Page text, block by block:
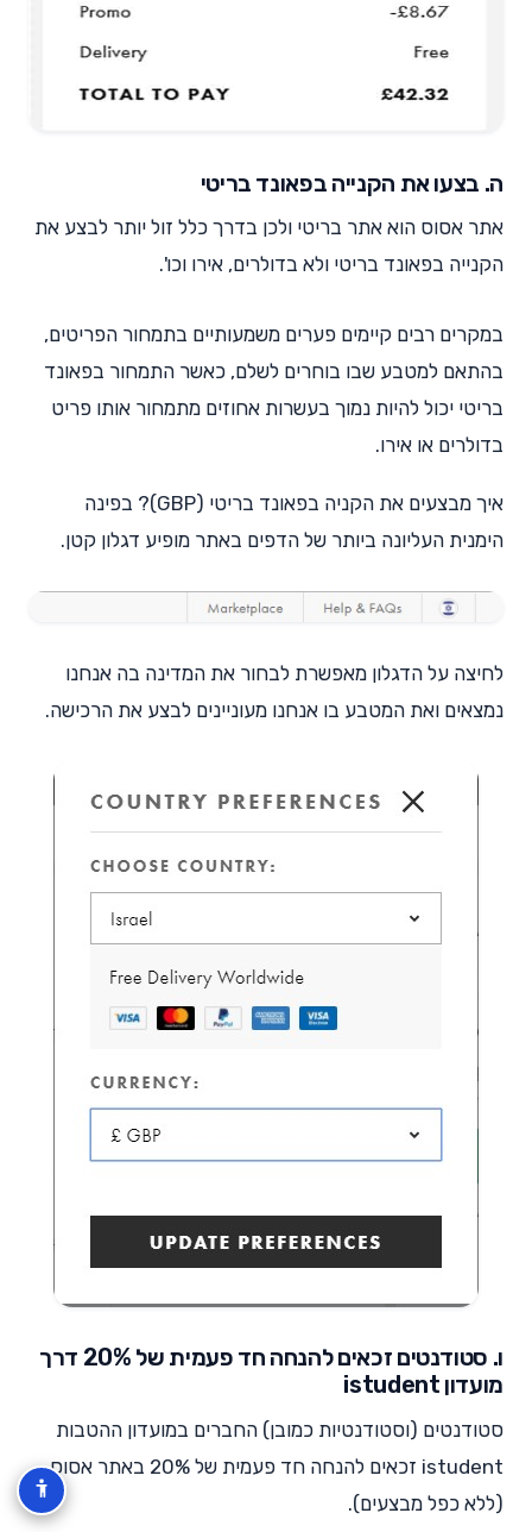
ה. בצעו את הקנייה בפאונד בריטי
אתר אסוס הוא אתר בריטי ולכן בדרך כלל זול יותר לבצע את
הקנייה בפאונד בריטי ולא בדולרים, אירו וכו'.
במקרים רבים קיימים פערים משמעותיים בתמחור הפריטים,
בהתאם למטבע שבו בוחרים לשלם, כאשר התמחור בפאונד
בריטי יכול להיות נמוך בעשרות אחוזים מתמחור אותו פריט
בדולרים או אירו.
איך מבצעים את הקניה בפאונד בריטי (GBP)? בפינה
הימנית העליונה ביותר של הדפים באתר מופיע דגלון קטן.
לחיצה על הדגלון מאפשרת לבחור את המדינה בה אנחנו
נמצאים ואת המטבע בו אנחנו מעוניינים לבצע את הרכישה.
ו. סטודנטים זכאים להנחה חד פעמית של 20% דרך
מועדון istudent
סטודנטים (וסטודנטיות כמובן) החברים במועדון ההטבות
istudent זכאים להנחה חד פעמית של 20% באתר אסוס
(ללא כפל מבצעים).